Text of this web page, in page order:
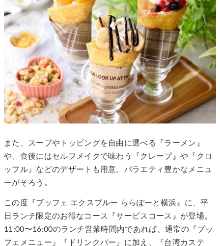
また、スープやトッピングを自由に選べる『ラーメン』
や、食後にはセルフメイクで味わう『クレープ』や『クロ
ッフル』などのデザートも用意。バラエティ豊かなメニュ
ーがそろう。
この度『ブッフェ エクスブルー ららぽーと横浜』に、平
日ランチ限定のお得なコース『サービスコース』が登場。
11:00〜16:00のランチ営業時間内であれば、通常の『ブッ
フェメニュー』『ドリンクバー』に加え、『台湾カステ